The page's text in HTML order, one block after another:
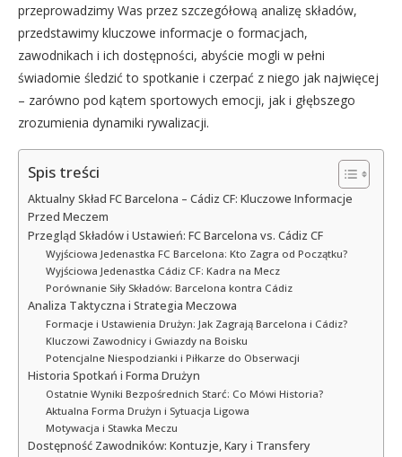
przeprowadzimy Was przez szczegółową analizę składów,
przedstawimy kluczowe informacje o formacjach,
zawodnikach i ich dostępności, abyście mogli w pełni
świadomie śledzić to spotkanie i czerpać z niego jak najwięcej
– zarówno pod kątem sportowych emocji, jak i głębszego
zrozumienia dynamiki rywalizacji.
Spis treści
Aktualny Skład FC Barcelona – Cádiz CF: Kluczowe Informacje
Przed Meczem
Przegląd Składów i Ustawień: FC Barcelona vs. Cádiz CF
Wyjściowa Jedenastka FC Barcelona: Kto Zagra od Początku?
Wyjściowa Jedenastka Cádiz CF: Kadra na Mecz
Porównanie Siły Składów: Barcelona kontra Cádiz
Analiza Taktyczna i Strategia Meczowa
Formacje i Ustawienia Drużyn: Jak Zagrają Barcelona i Cádiz?
Kluczowi Zawodnicy i Gwiazdy na Boisku
Potencjalne Niespodzianki i Piłkarze do Obserwacji
Historia Spotkań i Forma Drużyn
Ostatnie Wyniki Bezpośrednich Starć: Co Mówi Historia?
Aktualna Forma Drużyn i Sytuacja Ligowa
Motywacja i Stawka Meczu
Dostępność Zawodników: Kontuzje, Kary i Transfery